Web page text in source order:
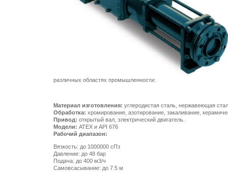
различных областях промышленности:
Материал изготовления: углеродистая сталь, нержавеющая
Обработка: хромирование, азотирование, закаливание,
Привод: открытый вал, электрический двигатель.
Модели: ATEX и API 676
Рабочий диапазон:
Вязкость: до 1000000 сПз
Давление: до 48 бар
Подача: до 400 м3/ч
Самовсасывание: до 7.5 м